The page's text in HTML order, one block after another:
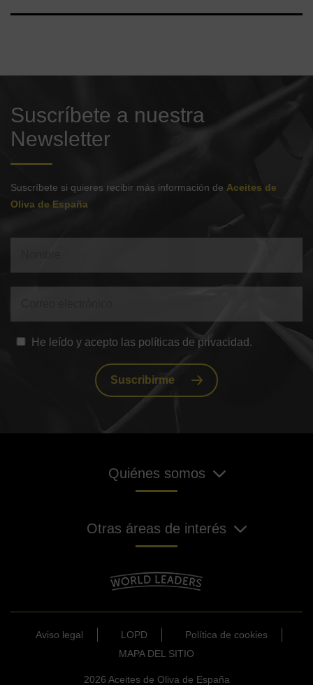
He leído y acepto las políticas de privacidad.
Suscribirme
Suscríbete a nuestra
Newsletter
Suscríbete si quieres recibir más información de Aceites de
Oliva de España
Quiénes somos
Otras áreas de interés
Aviso legal LOPD
Política de cookies
MAPA DEL SITIO
2026 Aceites de Oliva de España